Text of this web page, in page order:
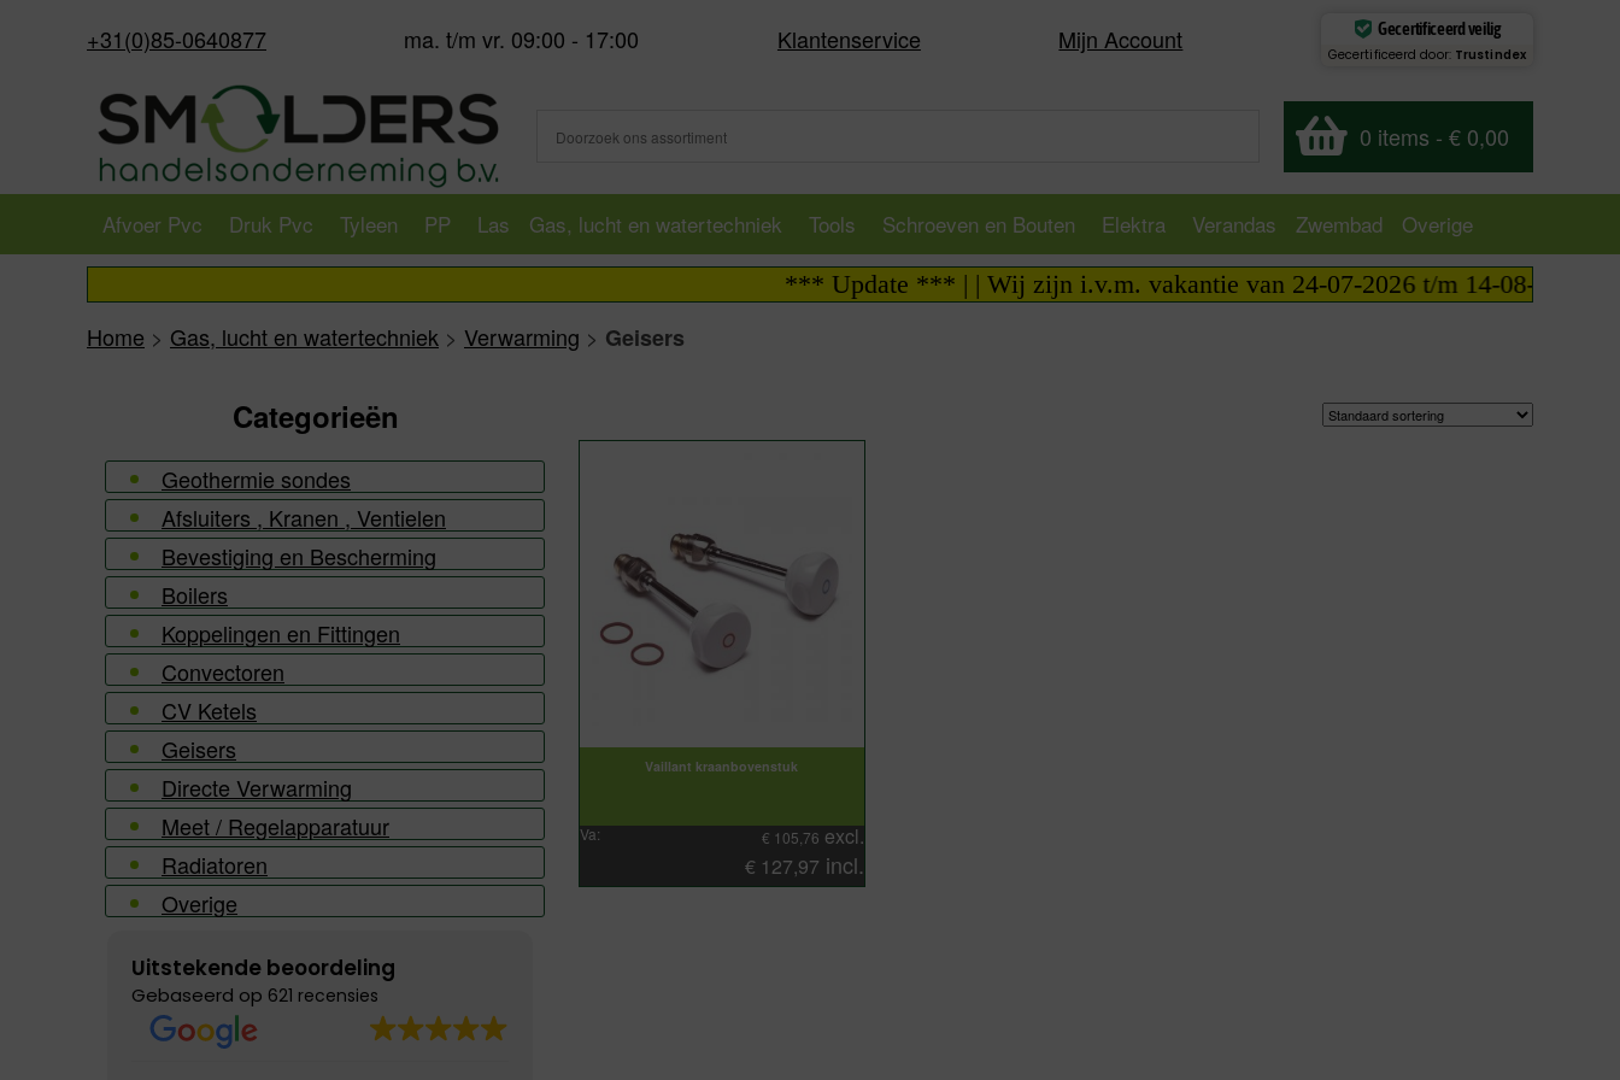
+31(0)85-0640877 ma. t/m vr. 09:00 - 17:00 Klantenservice Mijn Account Gecertificeerd veilig
Gecertificeerd door: Trustindex
0 items - € 0,00
Afvoer Pvc Druk Pvc Tyleen PP Las Gas, lucht en watertechniek Tools Schroeven en Bouten Elektra Verandas Zwembad
Overige
*** Update *** | | Wij zijn i.v.m. vakantie van 24-07-2026 t/m 14-08-2026
Home > Gas, lucht en watertechniek > Verwarming > Geisers
Categorieën
Geothermie sondes
Afsluiters , Kranen , Ventielen
Bevestiging en Bescherming
Boilers
Koppelingen en Fittingen
Convectoren
CV Ketels
Geisers
Directe Verwarming
Meet / Regelapparatuur
Radiatoren
Overige
Uitstekende beoordeling
Gebaseerd op 621 recensies
Vaillant kraanbovenstuk
Va: € 105,76 excl.
€ 127,97 incl.